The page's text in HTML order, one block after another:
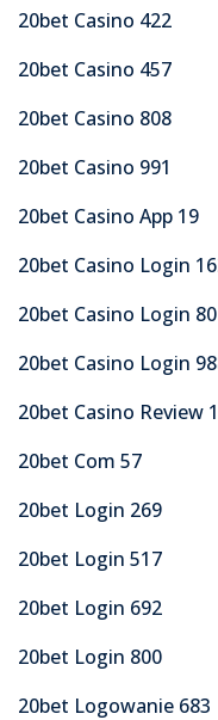
20bet Casino 422
20bet Casino 457
20bet Casino 808
20bet Casino 991
20bet Casino App 19
20bet Casino Login
20bet Casino Login 80
20bet Casino Login
20bet Casino Review
20bet Com 57
20bet Login 269
20bet Login 517
20bet Login 692
20bet Login 800
20bet Logowanie 683